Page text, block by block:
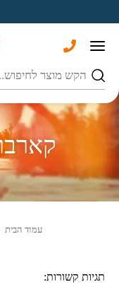
חיפוש
עמוד הבית
תגיות קשורות: